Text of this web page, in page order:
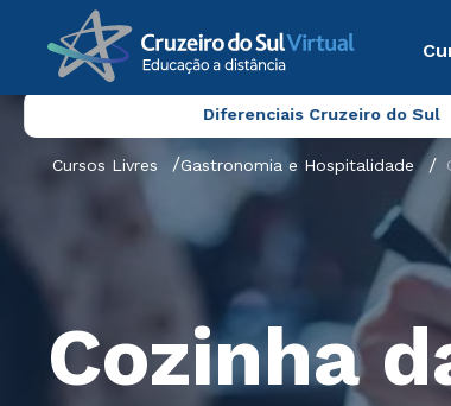
Diferenciais Cruzeiro do Sul
Cursos Livres Gastronomia e Hospitalidade
Cozinha